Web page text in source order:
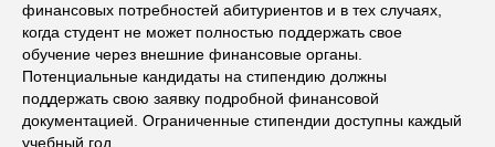
финансовых потребностей абитуриентов и в тех случаях,
когда студент не может полностью поддержать свое
обучение через внешние финансовые органы.
Потенциальные кандидаты на стипендию должны
поддержать свою заявку подробной финансовой
документацией. Ограниченные стипендии доступны каждый
учебный год.